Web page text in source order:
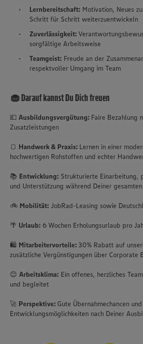
Lernbereitschaft: Motivation, Neues
Schritt für Schritt weiterzuentwickeln
Zuverlässigkeit:
sorgfältige Arbeitsweise
Teamgeist: Freude an der
respektvoller Umgang im Team
🧁 Darauf kannst Du Dich freuen
💶 Ausbildungsvergütung: Faire Bezahlung
Zusatzleistungen
🍞 Handwerk & Praxis: Lernen in einer
hochwertigen Rohstoffen und echter
📚 Entwicklung: Strukturierte Einarbeitung,
und Unterstützung während Deiner
🚲 Mobilität: JobRad-Leasing sowie
🌴 Urlaub: 6 Wochen Erholungsurlaub pro
🛍️ Mitarbeitervorteile: 30% Rabatt auf
zusätzliche Vergünstigungen über Corporate
😊 Arbeitsklima: Ein offenes, herzliches
und begleitet
🚀 Perspektive:Gute Übernahmechancen und
Entwicklungsmöglichkeiten nach Deiner